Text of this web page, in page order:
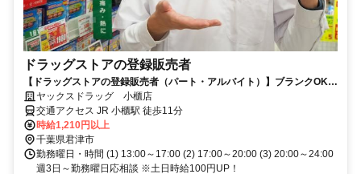
ドラッグストアの登録販売者
【ドラッグストアの登録販売者（パート・アルバイト）】ブランクOK！
ヤックスドラッグ小櫃店！
ヤックスドラッグ 小櫃店
交通アクセス JR 小櫃駅 徒歩11分
時給1,210円以上
千葉県君津市
勤務曜日・時間 (1) 13:00～17:00 (2) 17:00～20:00 (3) 20:00～24:00
週3日～勤務曜日応相談 ※土日時給100円UP！